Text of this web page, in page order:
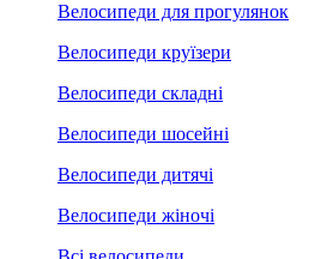
Велосипеди для прогулянок
Велосипеди круїзери
Велосипеди складні
Велосипеди шосейні
Велосипеди дитячі
Велосипеди жіночі